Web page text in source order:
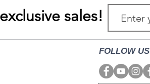
sales!
FOLLOW US